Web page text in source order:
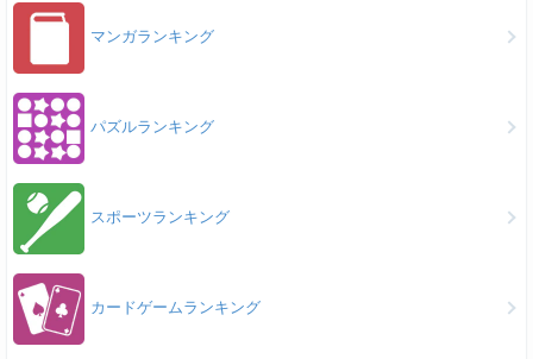
マンガランキング
パズルランキング
スポーツランキング
カードゲームランキング